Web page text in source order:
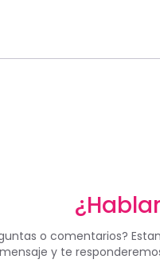
o comentarios?
mensaje y te